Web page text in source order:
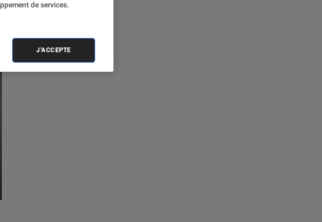
de services.
J'ACCEPTE